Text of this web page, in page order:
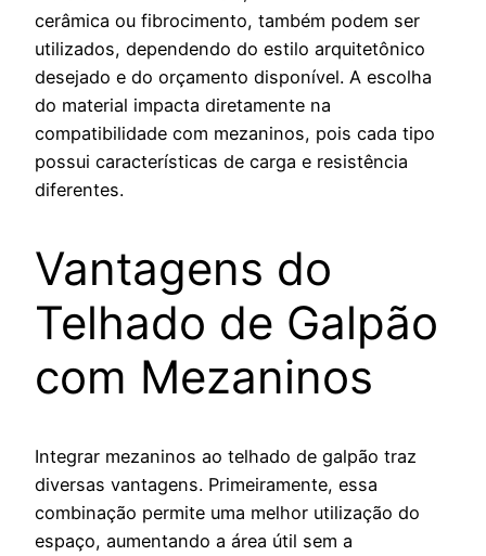
cerâmica ou fibrocimento, também podem ser
utilizados, dependendo do estilo arquitetônico
desejado e do orçamento disponível. A escolha
do material impacta diretamente na
compatibilidade com mezaninos, pois cada tipo
possui características de carga e resistência
diferentes.
Vantagens do
Telhado de Galpão
com Mezaninos
Integrar mezaninos ao telhado de galpão traz
diversas vantagens. Primeiramente, essa
combinação permite uma melhor utilização do
espaço, aumentando a área útil sem a